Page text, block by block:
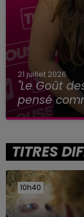
21 juillet 2026
"Le Goût
pensé
TITRES
10h40
10h40